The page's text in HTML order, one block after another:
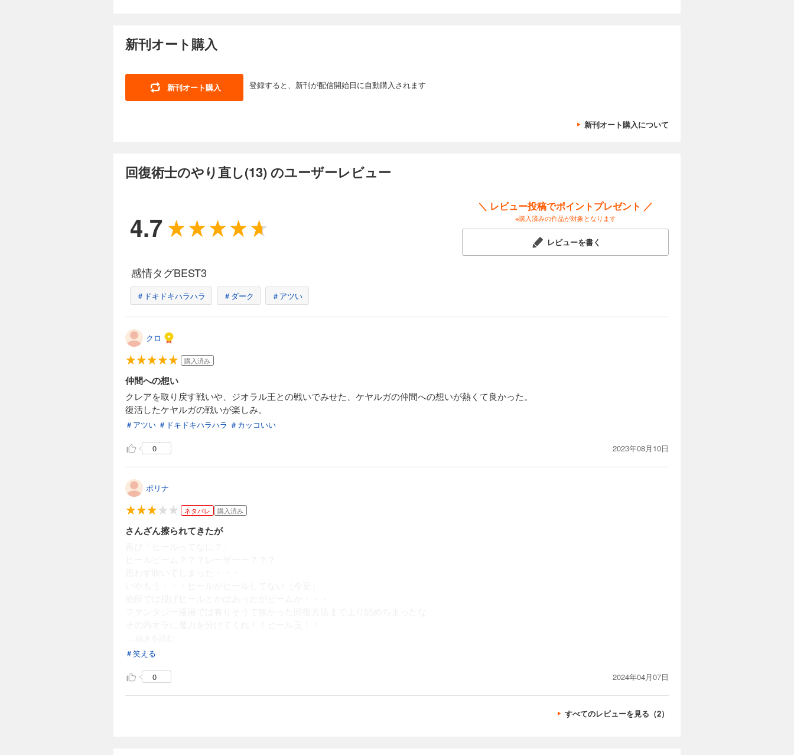
新刊オート購入
新刊オート購入 登録すると、新刊が配信開始日に自動購入されます
新刊オート購入について
回復術士のやり直し(13) のユーザーレビュー
4.7
＼ レビュー投稿でポイントプレゼント ／
※購入済みの作品が対象となります
レビューを書く
感情タグBEST3
＃ドキドキハラハラ ＃ダーク ＃アツい
クロ
購入済み
仲間への想い
クレアを取り戻す戦いや、ジオラル王との戦いでみせた、ケヤルガの仲間への想いが熱くて良かった。
復活したケヤルガの戦いが楽しみ。
＃アツい ＃ドキドキハラハラ ＃カッコいい
0 2023年08月10日
ポリナ
ネタバレ 購入済み
さんざん擦られてきたが
＃笑える
0 2024年04月07日
すべてのレビューを見る（2）